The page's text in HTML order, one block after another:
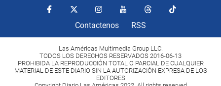
Contactenos RSS
Las Américas Multimedia Group LLC.
TODOS LOS DERECHOS RESERVADOS 2016-06-13
PROHIBIDA LA REPRODUCCIÓN TOTAL O PARCIAL DE CUALQUIER
MATERIAL DE ESTE DIARIO SIN LA AUTORIZACIÓN EXPRESA DE LOS
EDITORES